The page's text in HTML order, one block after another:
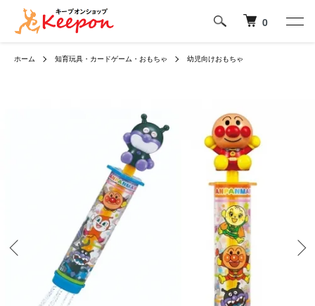
0
ホーム 知育玩具・カードゲーム・おもちゃ 幼児向けおもちゃ